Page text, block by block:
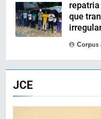
JCE
que